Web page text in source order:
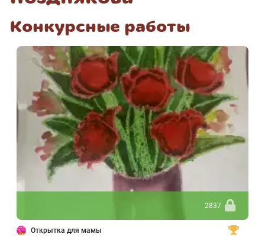
Конкурсные работы
2837
Открытка для мамы